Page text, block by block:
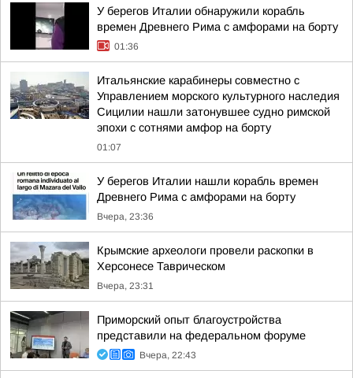
У берегов Италии обнаружили корабль
времен Древнего Рима с амфорами на борту
01:36
Итальянские карабинеры совместно с
Управлением морского культурного наследия
Сицилии нашли затонувшее судно римской
эпохи с сотнями амфор на борту
01:07
У берегов Италии нашли корабль времен
Древнего Рима с амфорами на борту
Вчера, 23:36
Крымские археологи провели раскопки в
Херсонесе Таврическом
Вчера, 23:31
Приморский опыт благоустройства
представили на федеральном форуме
Вчера, 22:43